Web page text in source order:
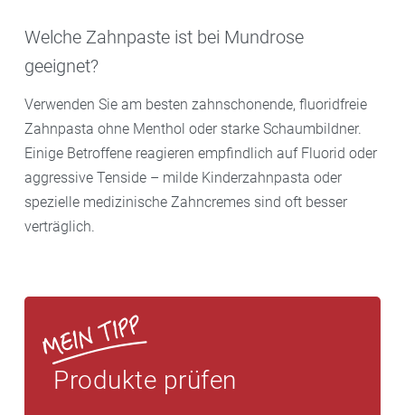
Welche Zahnpaste ist bei Mundrose
geeignet?
Verwenden Sie am besten zahnschonende, fluoridfreie
Zahnpasta ohne Menthol oder starke Schaumbildner.
Einige Betroffene reagieren empfindlich auf Fluorid oder
aggressive Tenside – milde Kinderzahnpasta oder
spezielle medizinische Zahncremes sind oft besser
verträglich.
Produkte prüfen